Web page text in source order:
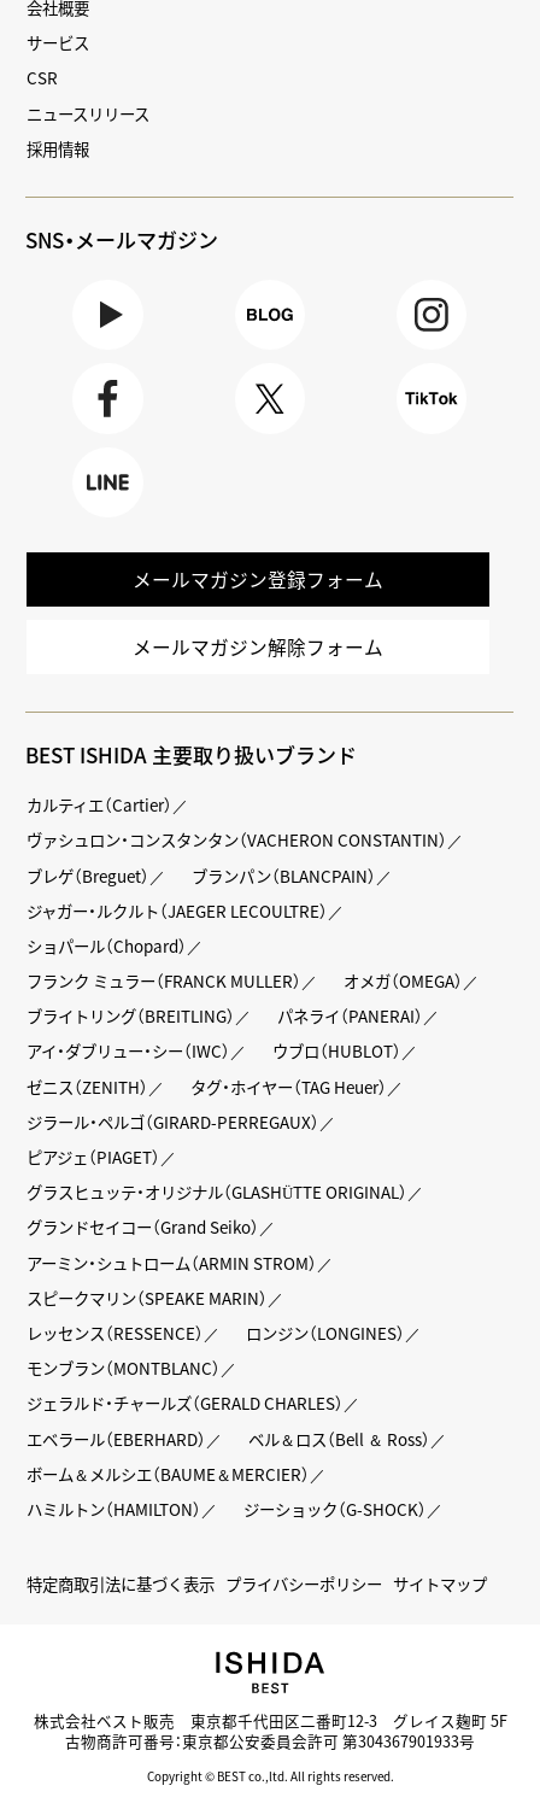
会社概要
サービス
CSR
ニュースリリース
採用情報
SNS・メールマガジン
メールマガジン登録フォーム
メールマガジン解除フォーム
BEST ISHIDA 主要取り扱いブランド
カルティエ（Cartier）
ヴァシュロン・コンスタンタン（VACHERON CONSTANTIN）
ブレゲ（Breguet）
ブランパン（BLANCPAIN）
ジャガー・ルクルト（JAEGER LECOULTRE）
ショパール（Chopard）
フランク ミュラー（FRANCK MULLER）
オメガ（OMEGA）
ブライトリング（BREITLING）
パネライ（PANERAI）
アイ・ダブリュー・シー（IWC）
ウブロ（HUBLOT）
ゼニス（ZENITH）
タグ・ホイヤー（TAG Heuer）
ジラール・ペルゴ（GIRARD-PERREGAUX）
ピアジェ（PIAGET）
グラスヒュッテ・オリジナル（GLASHÜTTE ORIGINAL）
グランドセイコー（Grand Seiko）
アーミン・シュトローム（ARMIN STROM）
スピークマリン（SPEAKE MARIN）
レッセンス（RESSENCE）
ロンジン（LONGINES）
モンブラン（MONTBLANC）
ジェラルド・チャールズ（GERALD CHARLES）
エベラール（EBERHARD）
ベル＆ロス（Bell ＆ Ross）
ボーム＆メルシエ（BAUME＆MERCIER）
ハミルトン（HAMILTON）
ジーショック（G-SHOCK）
特定商取引法に基づく表示 プライバシーポリシー サイトマップ
株式会社ベスト販売 東京都千代田区二番町12-3 グレイス麹町 5F
古物商許可番号：東京都公安委員会許可 第304367901933号
Copyright © BEST co.,ltd. All rights reserved.